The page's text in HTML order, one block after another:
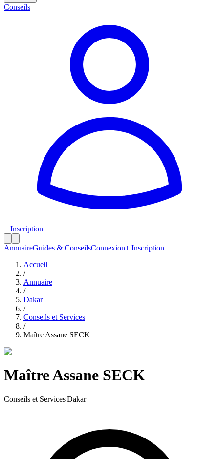
Conseils
+ Inscription
AnnuaireGuides & ConseilsConnexion+ Inscription
Accueil
/
Annuaire
/
Dakar
/
Conseils et Services
/
Maître Assane SECK
Maître Assane SECK
Conseils et Services|Dakar